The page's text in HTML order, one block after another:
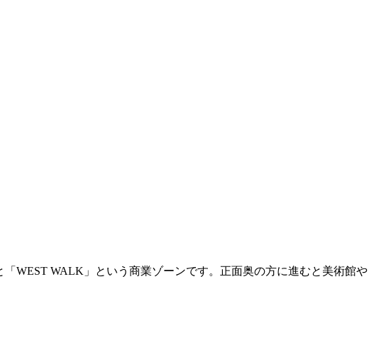
WEST WALK」という商業ゾーンです。正面奥の方に進むと美術館や